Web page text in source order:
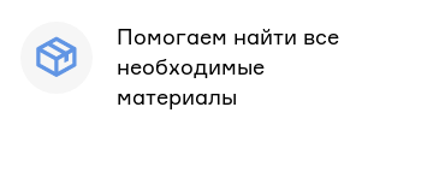
Помогаем найти все
необходимые
материалы